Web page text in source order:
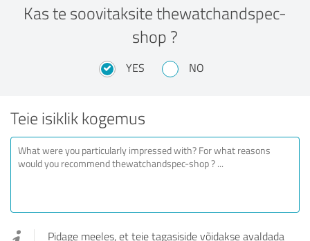
Kas te soovitaksite thewatchandspec-
shop ?
YES NO
Teie isiklik kogemus
Pidage meeles, et teie tagasiside võidakse avaldada